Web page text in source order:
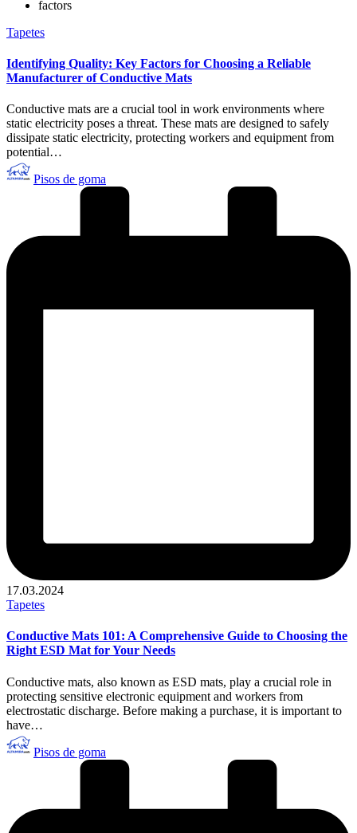
factors
Publicado
Tapetes
Identifying Quality: Key Factors for Choosing a Reliable
Manufacturer of Conductive Mats
Conductive mats are a crucial tool in work environments where
static electricity poses a threat. These mats are designed to safely
dissipate static electricity, protecting workers and equipment from
potential…
Publicado
por
Pisos de goma
17.03.2024
Publicado
Tapetes
Conductive Mats 101: A Comprehensive Guide to Choosing the
Right ESD Mat for Your Needs
Conductive mats, also known as ESD mats, play a crucial role in
protecting sensitive electronic equipment and workers from
electrostatic discharge. Before making a purchase, it is important to
have…
Publicado
por
Pisos de goma